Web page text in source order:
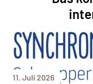
11. Juli 2026